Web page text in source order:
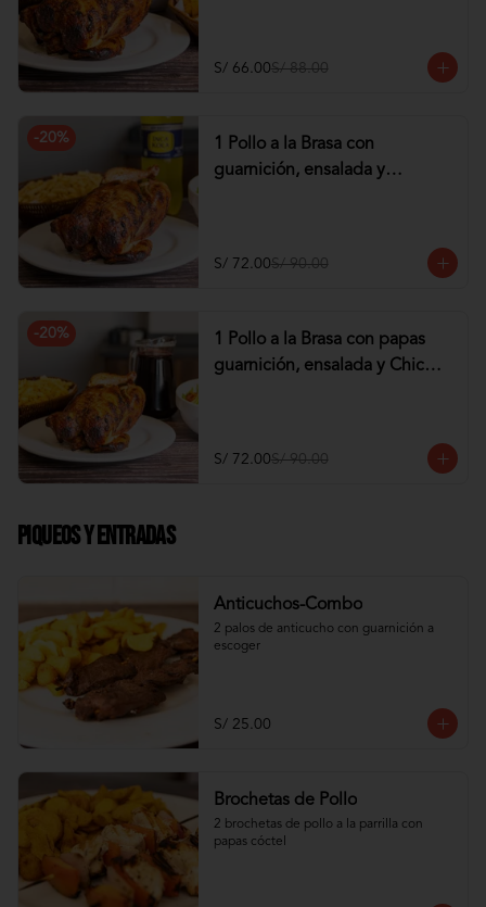
S/ 66.00S/ 88.00
-20%
1 Pollo a la Brasa con
guarnición, ensalada y
S/ 72.00S/ 90.00
-20%
1 Pollo a la Brasa con papas
guarnición, ensalada y Chicha
S/ 72.00S/ 90.00
Piqueos y Entradas
Anticuchos-Combo
2 palos de anticucho con guarnición a
escoger
S/ 25.00
Brochetas de Pollo
2 brochetas de pollo a la parrilla con
papas cóctel